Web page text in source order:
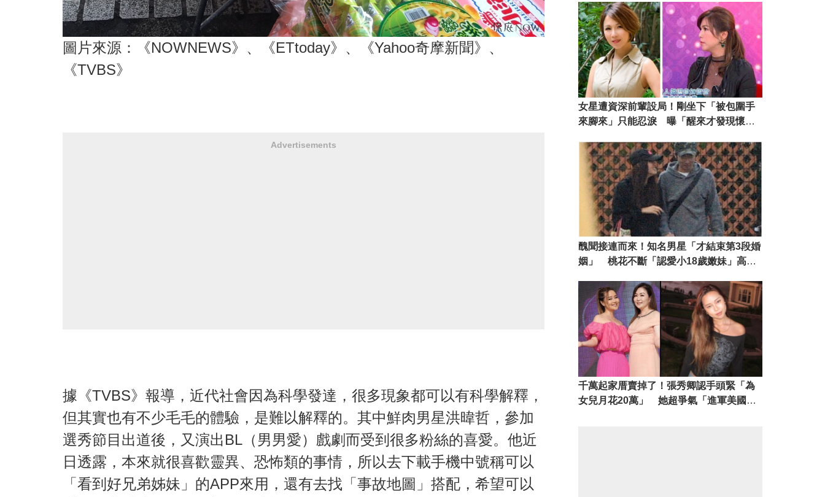
圖片來源：《NOWNEWS》、《ETtoday》、《Yahoo奇摩新聞》、
《TVBS》
Advertisements
據《TVBS》報導，近代社會因為科學發達，很多現象都可以有科學解釋，
但其實也有不少毛毛的體驗，是難以解釋的。其中鮮肉男星洪暐哲，參加
選秀節目出道後，又演出BL（男男愛）戲劇而受到很多粉絲的喜愛。他近
日透露，本來就很喜歡靈異、恐怖類的事情，所以去下載手機中號稱可以
「看到好兄弟姊妹」的APP來用，還有去找「事故地圖」搭配，希望可以
女星遭資深前輩設局！剛坐下「被包圍手
來腳來」只能忍淚 曝「醒來才發現懷
醜聞接連而來！知名男星「才結束第3段婚
姻」 桃花不斷「認愛小18歲嫩妹」高調
千萬起家厝賣掉了！張秀卿認手頭緊「為
女兒月花20萬」 她超爭氣「進軍美國」